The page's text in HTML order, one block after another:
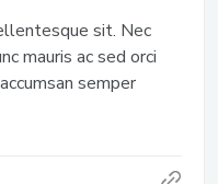
sit. Nec
mauris ac sed orci
semper